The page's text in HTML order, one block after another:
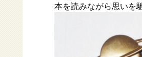
本を読みながら思いを